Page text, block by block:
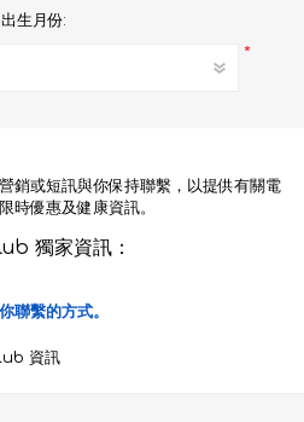
出生月份:
*
銷或短訊與你保持聯繫，以提供有關電
時優惠及健康資訊。
獨家資訊：
聯繫的方式。
資訊